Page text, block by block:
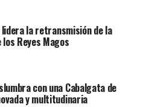
lidera la retransmisión de la
los Reyes Magos
con una Cabalgata de
y multitudinaria